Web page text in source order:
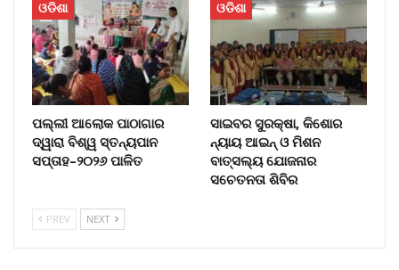
ଓଡିଶା
ପଲ୍ଲୀ ଆଲୋକ ପାଠାଗାର
ଦ୍ୱାରା ବିଶ୍ୱ ସ୍ତନ୍ୟପାନ
ସପ୍ତାହ–୨୦୨୬ ପାଳିତ
ଓଡିଶା
ସାଇବର ସୁରକ୍ଷା, କିଶୋର
ନ୍ୟାୟ ଆଇନ୍ ଓ ମିଶନ
ବାତ୍ସଲ୍ୟ ଯୋଜନାର
ସଚେତନତା ଶିବିର
PREV NEXT